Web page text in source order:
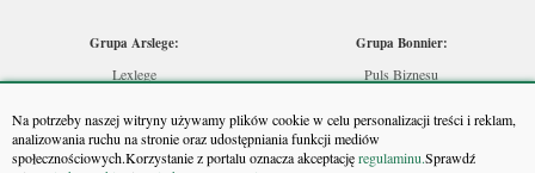
Na potrzeby naszej witryny używamy plików cookie w celu personalizacji treści i reklam,
analizowania ruchu na stronie oraz udostępniania funkcji mediów
społecznościowych.Korzystanie z portalu oznacza akceptacjęregulaminu.Sprawdź
Grupa Arslege:
Lexlege
Skarbowcy
Urzędnik
Grupa Bonnier:
Puls Biznesu
Puls Medycyny
Monitor Firm